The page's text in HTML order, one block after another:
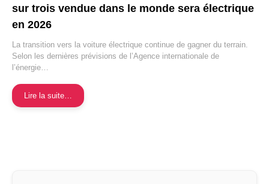
sur trois vendue dans le monde sera électrique
en 2026
La transition vers la voiture électrique continue de gagner du terrain.
Selon les dernières prévisions de l’Agence internationale de
l’énergie…
Lire la suite…